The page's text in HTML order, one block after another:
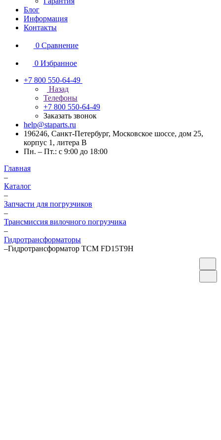
Блог
Информация
Контакты
0 Сравнение
0 Избранное
+7 800 550-64-49
Назад
Телефоны
+7 800 550-64-49
Заказать звонок
help@staparts.ru
196246, Санкт-Петербург, Московское шоссе, дом 25,
корпус 1, литера В
Пн. – Пт.: с 9:00 до 18:00
Главная
–
Каталог
–
Запчасти для погрузчиков
–
Трансмиссия вилочного погрузчика
–
Гидротрансформаторы
–Гидротрансформатор TCM FD15T9H